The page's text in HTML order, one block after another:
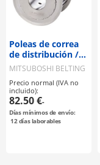
Poleas de correa
de distribución /
S8M / polea con
brida
seleccionable /
configurable /
acero / bruñido,
niquelado
químicamente /
MITSUBOSHI BELTING
Precio normal (IVA no
incluido):
82.50 €-
Días mínimos de envío:
12días laborables